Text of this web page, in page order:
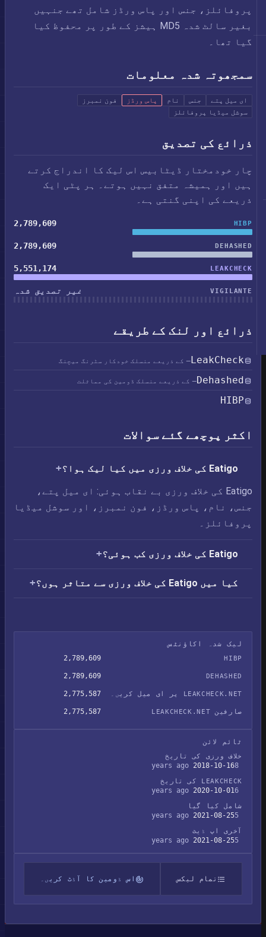
پروفائلز، جنس اور پاس ورڈز شامل تھے جنہیں
بغیر سالٹ شدہ MD5 ہیشز کے طور پر محفوظ کیا
گیا تھا۔
سمجھوتہ شدہ معلومات
ای میل پتے جنس نام پاس ورڈز
فون نمبرز
سوشل میڈیا پروفائلز
ذرائع کی تصدیق
چار خودمختار ڈیٹابیس اس لیک کا اندراج کرتے
ہیں اور ہمیشہ متفق نہیں ہوتے۔ ہر پٹی ایک
ذریعے کی اپنی گنتی ہے۔
HIBP
2,789,609
DEHASHED
2,789,609
LEAKCHECK
5,551,174
VIGILANTE غیر تصدیق شدہ
ذرائع اور لنک کے طریقے
LeakCheck— کے ذریعے منسلک خودکار سٹرنگ میچنگ
Dehashed— کے ذریعے منسلک ڈومین کی مماثلت
HIBP
اکثر پوچھے گئے سوالات
Eatigo کی خلاف ورزی میں کیا لیک ہوا؟
Eatigo کی خلاف ورزی بے نقاب ہوئی: ای میل پتے،
جنس، نام، پاس ورڈز، فون نمبرز، اور سوشل میڈیا
پروفائلز۔
Eatigo کی خلاف ورزی کب ہوئی؟
کیا میں Eatigo کی خلاف ورزی سے متاثر ہوں؟
لیک شدہ اکاؤنٹس
HIBP
2,789,609
DEHASHED
2,789,609
LEAKCHECK.NET پر ای میل کریں۔ 2,775,587
صارفین LEAKCHECK.NET 2,775,587
ٹائم لائن
خلاف ورزی کی تاریخ
2018-10-16
LEAKCHECK کی تاریخ
2020-10-01
شامل کیا گیا
2021-08-25
آخری اپ ڈیٹ
2021-08-25
تمام لیکس اس ڈومین کا آڈٹ کریں۔